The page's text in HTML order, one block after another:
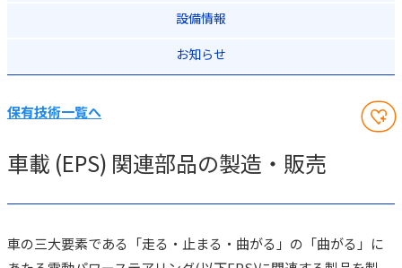
設備情報
お知らせ
保有技術一覧へ
車載 (EPS) 関連部品の製造・販売
車の三大要素である「走る・止まる・曲がる」の「曲がる」に